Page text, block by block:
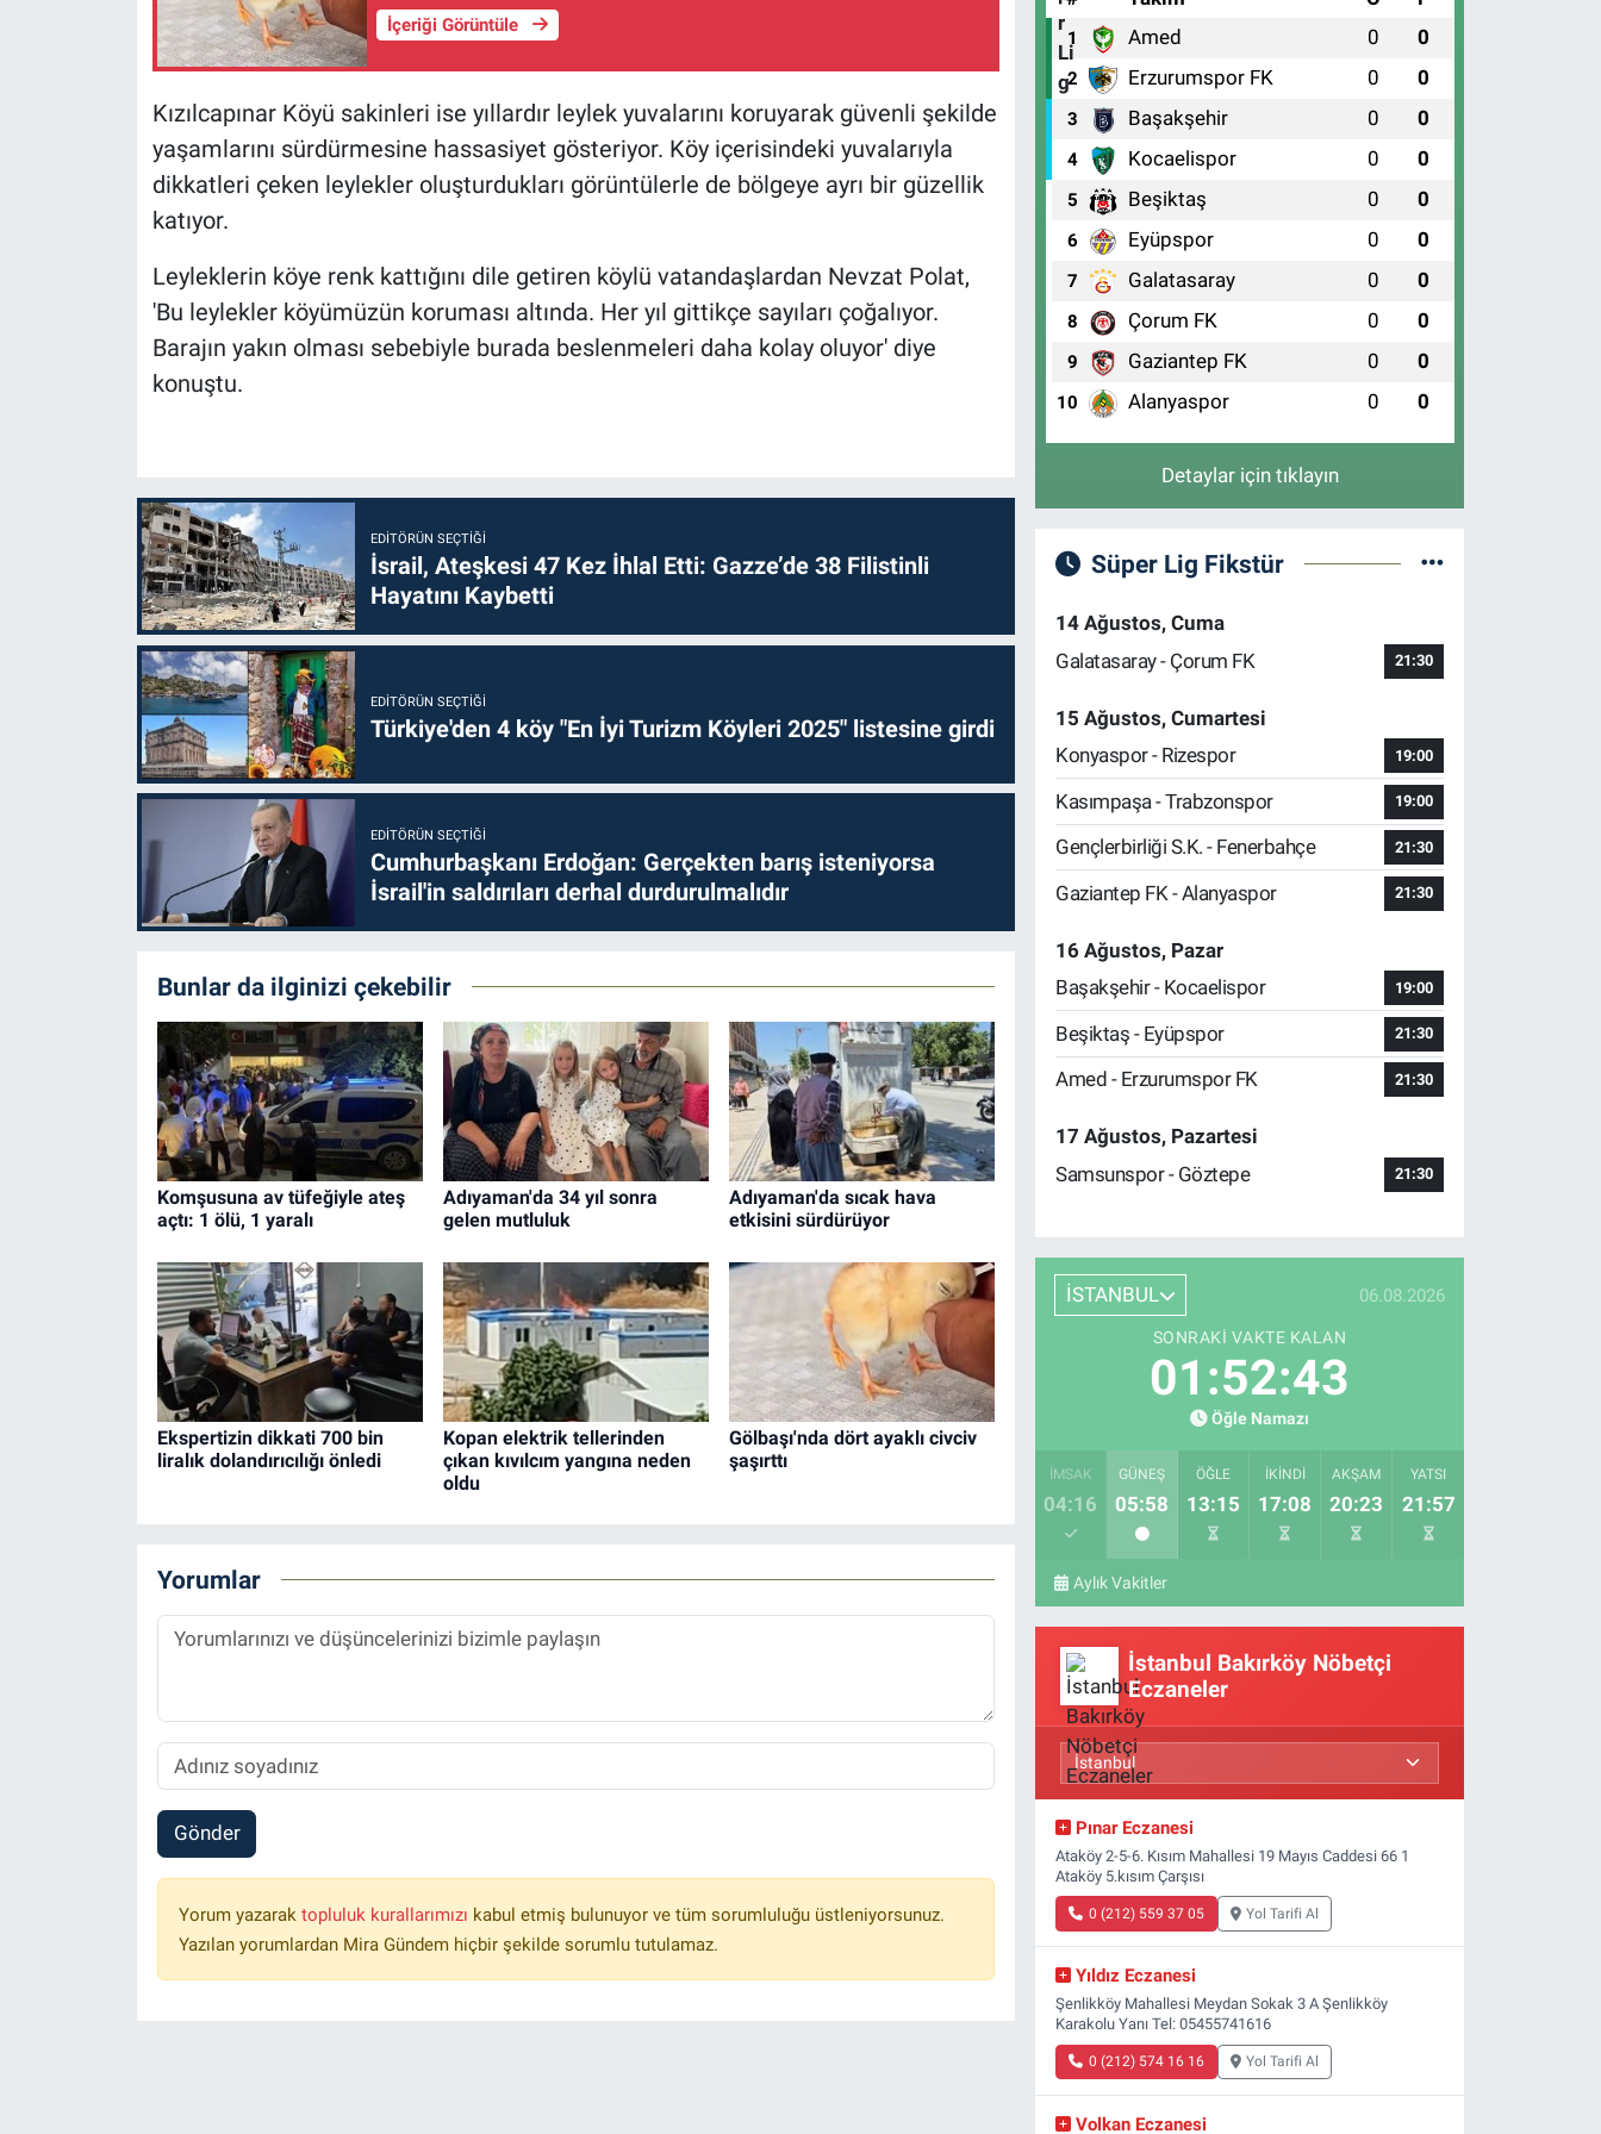
İçeriği Görüntüle
Kızılcapınar Köyü sakinleri ise yıllardır leylek yuvalarını koruyarak güvenli şekilde
yaşamlarını sürdürmesine hassasiyet gösteriyor. Köy içerisindeki yuvalarıyla
dikkatleri çeken leylekler oluşturdukları görüntülerle de bölgeye ayrı bir güzellik
katıyor.
Leyleklerin köye renk kattığını dile getiren köylü vatandaşlardan Nevzat Polat,
'Bu leylekler köyümüzün koruması altında. Her yıl gittikçe sayıları çoğalıyor.
Barajın yakın olması sebebiyle burada beslenmeleri daha kolay oluyor' diye
konuştu.
EDITÖRÜN SEÇTIĞI
İsrail, Ateşkesi 47 Kez İhlal Etti: Gazze’de 38 Filistinli
Hayatını Kaybetti
EDITÖRÜN SEÇTIĞI
Türkiye'den 4 köy "En İyi Turizm Köyleri 2025" listesine girdi
EDITÖRÜN SEÇTIĞI
Cumhurbaşkanı Erdoğan: Gerçekten barış isteniyorsa
İsrail'in saldırıları derhal durdurulmalıdır
Bunlar da ilginizi çekebilir
Komşusuna av tüfeğiyle ateş
açtı: 1 ölü, 1 yaralı
Adıyaman'da 34 yıl sonra
gelen mutluluk
Adıyaman'da sıcak hava
etkisini sürdürüyor
Ekspertizin dikkati 700 bin
liralık dolandırıcılığı önledi
Kopan elektrik tellerinden
çıkan kıvılcım yangına neden
oldu
Gölbaşı'nda dört ayaklı civciv
şaşırttı
Yorumlar
Gönder
Yorum yazarak topluluk kurallarımızı kabul etmiş bulunuyor ve tüm sorumluluğu üstleniyorsunuz.
Yazılan yorumlardan Mira Gündem hiçbir şekilde sorumlu tutulamaz.
1 Amed 0 0
2 Erzurumspor FK 0 0
3 Başakşehir 0 0
4 Kocaelispor 0 0
5 Beşiktaş 0 0
6 Eyüpspor 0 0
7 Galatasaray 0 0
8 Çorum FK 0 0
9 Gaziantep FK 0 0
10 Alanyaspor 0 0
Detaylar için tıklayın
Süper Lig Fikstür
14 Ağustos, Cuma
Galatasaray - Çorum FK
21:30
15 Ağustos, Cumartesi
Konyaspor - Rizespor
19:00
Kasımpaşa - Trabzonspor 19:00
Gençlerbirliği S.K. - Fenerbahçe 21:30
Gaziantep FK - Alanyaspor 21:30
16 Ağustos, Pazar
Başakşehir - Kocaelispor
19:00
Beşiktaş - Eyüpspor 21:30
Amed - Erzurumspor FK 21:30
17 Ağustos, Pazartesi
Samsunspor - Göztepe
21:30
İSTANBUL 06.08.2026
SONRAKI VAKTE KALAN
01:52:42
Öğle Namazı
İMSAK
04:16
GÜNEŞ
05:58
ÖĞLE
13:15
İKINDI
17:08
AKŞAM
20:23
YATSI
21:57
Aylık Vakitler
İstanbul Bakırköy Nöbetçi
Eczaneler
Pınar Eczanesi
Ataköy 2-5-6. Kısım Mahallesi 19 Mayıs Caddesi 66 1
Ataköy 5.kısım Çarşısı
0 (212) 559 37 05 Yol Tarifi Al
Yıldız Eczanesi
Şenlikköy Mahallesi Meydan Sokak 3 A Şenlikköy
Karakolu Yanı Tel: 05455741616
0 (212) 574 16 16 Yol Tarifi Al
Volkan Eczanesi